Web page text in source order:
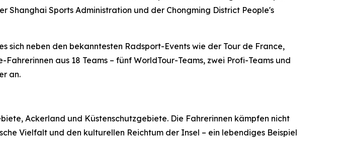
Shanghai Sports Administration und der Chongming District People's
sich neben den bekanntesten Radsport-Events wie der Tour de France,
aus 18 Teams – fünf WorldTour-Teams, zwei Profi-Teams und
an.
Ackerland und Küstenschutzgebiete. Die Fahrerinnen kämpfen nicht
Vielfalt und den kulturellen Reichtum der Insel – ein lebendiges Beispiel